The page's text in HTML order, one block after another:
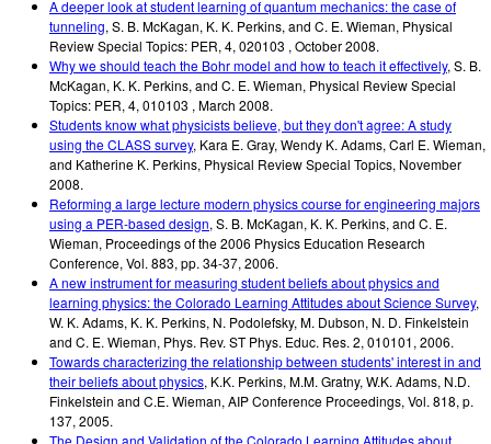
A deeper look at student learning of quantum mechanics: the case of
tunneling, S. B. McKagan, K. K. Perkins, and C. E. Wieman, Physical
Review Special Topics: PER, 4, 020103 , October 2008.
Why we should teach the Bohr model and how to teach it effectively, S. B.
McKagan, K. K. Perkins, and C. E. Wieman, Physical Review Special
Topics: PER, 4, 010103 , March 2008.
Students know what physicists believe, but they don't agree: A study
using the CLASS survey, Kara E. Gray, Wendy K. Adams, Carl E. Wieman,
and Katherine K. Perkins, Physical Review Special Topics, November
2008.
Reforming a large lecture modern physics course for engineering majors
using a PER-based design, S. B. McKagan, K. K. Perkins, and C. E.
Wieman, Proceedings of the 2006 Physics Education Research
Conference, Vol. 883, pp. 34-37, 2006.
A new instrument for measuring student beliefs about physics and
learning physics: the Colorado Learning Attitudes about Science Survey,
W. K. Adams, K. K. Perkins, N. Podolefsky, M. Dubson, N. D. Finkelstein
and C. E. Wieman, Phys. Rev. ST Phys. Educ. Res. 2, 010101, 2006.
Towards characterizing the relationship between students' interest in and
their beliefs about physics, K.K. Perkins, M.M. Gratny, W.K. Adams, N.D.
Finkelstein and C.E. Wieman, AIP Conference Proceedings, Vol. 818, p.
137, 2005.
The Design and Validation of the Colorado Learning Attitudes about